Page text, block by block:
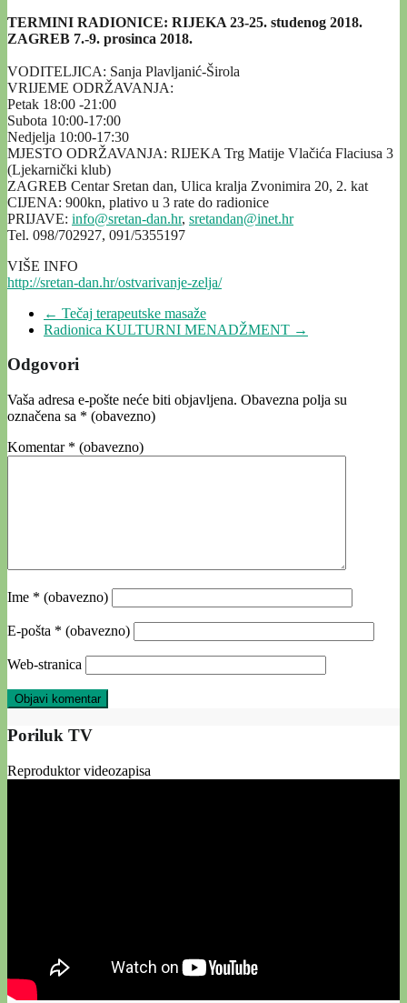
TERMINI RADIONICE: RIJEKA 23-25. studenog 2018.
ZAGREB 7.-9. prosinca 2018.
VODITELJICA: Sanja Plavljanić-Širola
VRIJEME ODRŽAVANJA:
Petak 18:00 -21:00
Subota 10:00-17:00
Nedjelja 10:00-17:30
MJESTO ODRŽAVANJA: RIJEKA Trg Matije Vlačića Flaciusa 3
(Ljekarnički klub)
ZAGREB Centar Sretan dan, Ulica kralja Zvonimira 20, 2. kat
CIJENA: 900kn, plativo u 3 rate do radionice
PRIJAVE: info@sretan-dan.hr, sretandan@inet.hr
Tel. 098/702927, 091/5355197
VIŠE INFO
http://sretan-dan.hr/ostvarivanje-zelja/
← Tečaj terapeutske masaže
Radionica KULTURNI MENADŽMENT →
Odgovori
Vaša adresa e-pošte neće biti objavljena. Obavezna polja su
označena sa * (obavezno)
Komentar * (obavezno)
Ime * (obavezno)
E-pošta * (obavezno)
Web-stranica
Poriluk TV
Reproduktor videozapisa